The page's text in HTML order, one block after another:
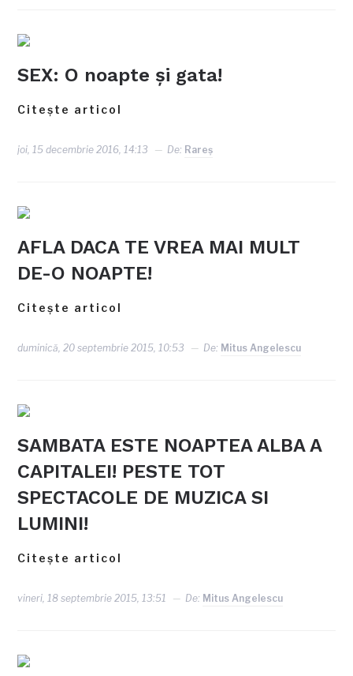
SEX: O noapte și gata!
Citește articol
joi, 15 decembrie 2016, 14:13 De: Rareş
AFLA DACA TE VREA MAI MULT
DE-O NOAPTE!
Citește articol
duminică, 20 septembrie 2015, 10:53 De: Mitus Angelescu
SAMBATA ESTE NOAPTEA ALBA A
CAPITALEI! PESTE TOT
SPECTACOLE DE MUZICA SI
LUMINI!
Citește articol
vineri, 18 septembrie 2015, 13:51 De: Mitus Angelescu